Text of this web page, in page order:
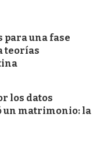
para una fase
teorías
los datos
un matrimonio: la